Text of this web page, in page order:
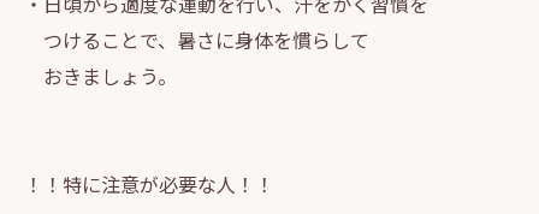
つけることで、暑さに身体を慣らして
おきましょう。
！！特に注意が必要な人！！